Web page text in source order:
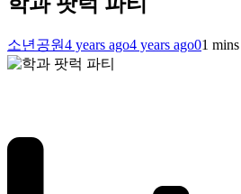
소년공원4 years ago4 years ago01 mins